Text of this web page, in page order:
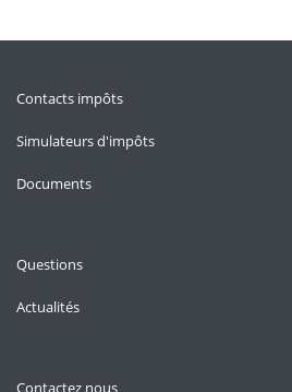
Contacts impôts
Simulateurs d'impôts
Documents
Questions
Actualités
Contactez nous